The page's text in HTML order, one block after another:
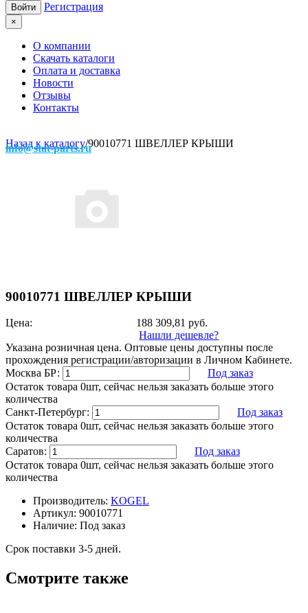
Регистрация
×
О компании
Скачать каталоги
Оплата и доставка
Новости
Отзывы
Контакты
info@stat-parts.ru
Назад к каталогу/90010771 ШВЕЛЛЕР КРЫШИ
90010771 ШВЕЛЛЕР КРЫШИ
Цена: 188 309,81руб.
Нашли дешевле?
Указана розничная цена. Оптовые цены доступны после
прохождения регистрации/авторизации в Личном Кабинете.
Москва БР:
Под заказ
Остаток товара 0шт, сейчас нельзя заказать больше этого
количества
Санкт-Петербург:
Под заказ
Остаток товара 0шт, сейчас нельзя заказать больше этого
количества
Саратов:
Под заказ
Остаток товара 0шт, сейчас нельзя заказать больше этого
количества
Производитель: KOGEL
Артикул: 90010771
Наличие: Под заказ
Срок поставки 3-5 дней.
Смотрите также